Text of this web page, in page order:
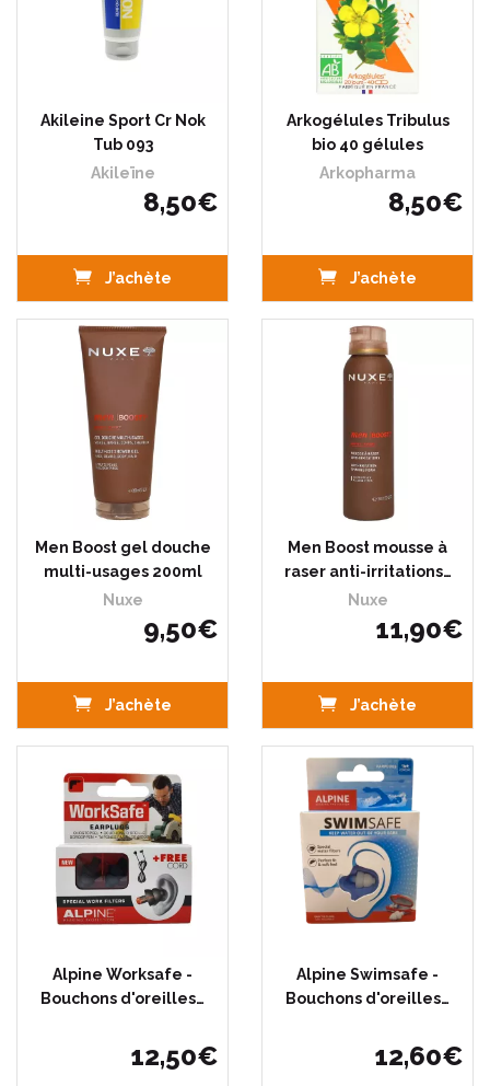
Akileine Sport Cr Nok
Tub 093
Akileïne
8,50€
J’achète
Arkogélules Tribulus
bio 40 gélules
Arkopharma
8,50€
J’achète
Men Boost gel douche
multi-usages 200ml
Nuxe
9,50€
J’achète
Men Boost mousse à
raser anti-irritations…
Nuxe
11,90€
J’achète
Alpine Worksafe -
Bouchons d'oreilles…
12,50€
Alpine Swimsafe -
Bouchons d'oreilles…
12,60€